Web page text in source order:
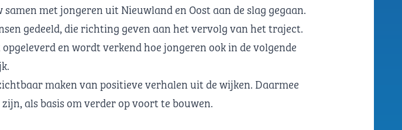
met jongeren uit Nieuwland en Oost aan de slag gegaan.
gedeeld, die richting geven aan het vervolg van het traject.
en wordt verkend hoe jongeren ook in de volgende
maken van positieve verhalen uit de wijken. Daarmee
als basis om verder op voort te bouwen.